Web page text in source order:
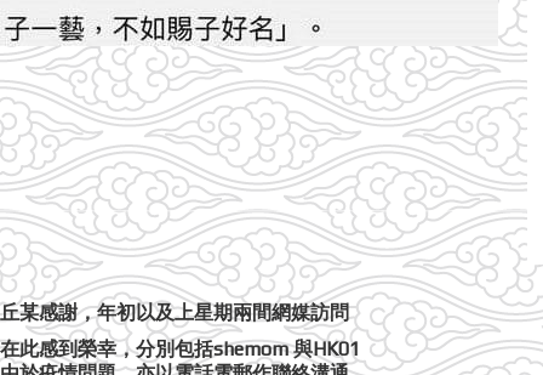
丘某感謝，年初以及上星期兩間網媒訪問
在此感到榮幸，分別包括shemom 與HK01